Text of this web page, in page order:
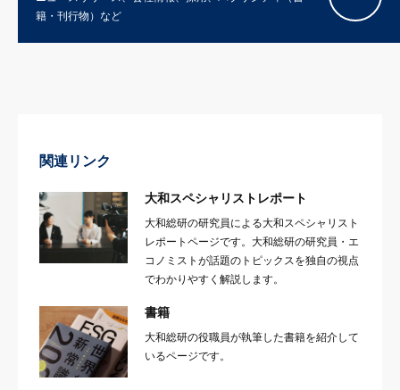
籍・刊行物）など
関連リンク
大和スペシャリストレポート
大和総研の研究員による大和スペシャリスト
レポートページです。大和総研の研究員・エ
コノミストが話題のトピックスを独自の視点
でわかりやすく解説します。
書籍
大和総研の役職員が執筆した書籍を紹介して
いるページです。